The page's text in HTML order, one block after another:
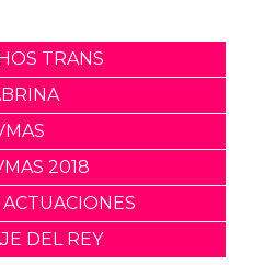
TRANS
2018
DEL REY